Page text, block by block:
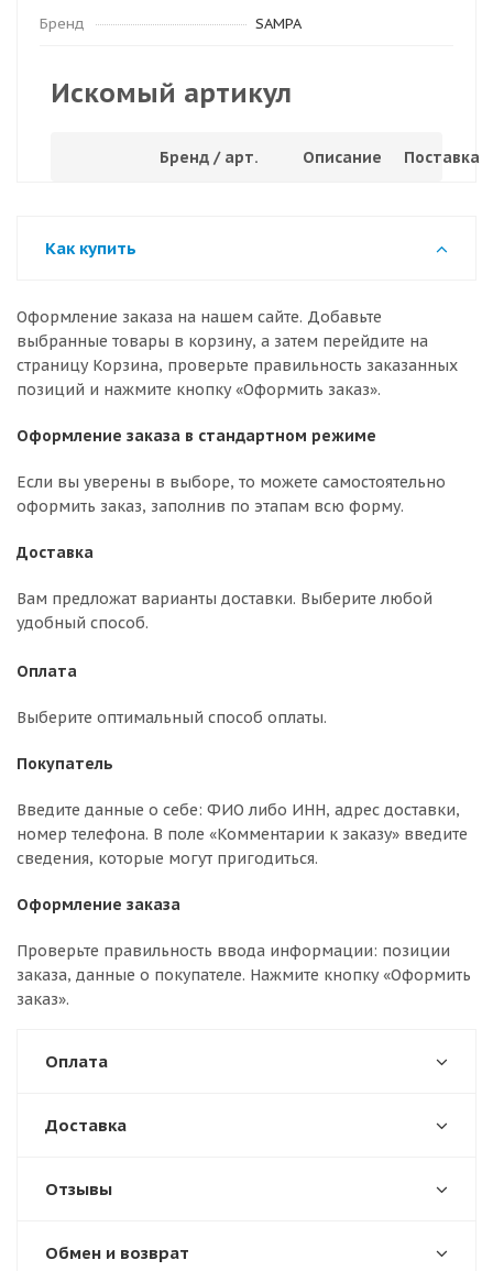
Бренд SAMPA
Искомый артикул
Бренд / арт. Описание Поставка
Как купить
Оформление заказа на нашем сайте. Добавьте
выбранные товары в корзину, а затем перейдите на
страницу Корзина, проверьте правильность заказанных
позиций и нажмите кнопку «Оформить заказ».
Оформление заказа в стандартном режиме
Если вы уверены в выборе, то можете самостоятельно
оформить заказ, заполнив по этапам всю форму.
Доставка
Вам предложат варианты доставки. Выберите любой
удобный способ.
Оплата
Выберите оптимальный способ оплаты.
Покупатель
Введите данные о себе: ФИО либо ИНН, адрес доставки,
номер телефона. В поле «Комментарии к заказу» введите
сведения, которые могут пригодиться.
Оформление заказа
Проверьте правильность ввода информации: позиции
заказа, данные о покупателе. Нажмите кнопку «Оформить
заказ».
Оплата
Доставка
Отзывы
Обмен и возврат